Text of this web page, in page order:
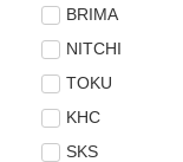
BRIMA
NITCHI
TOKU
KHC
SKS